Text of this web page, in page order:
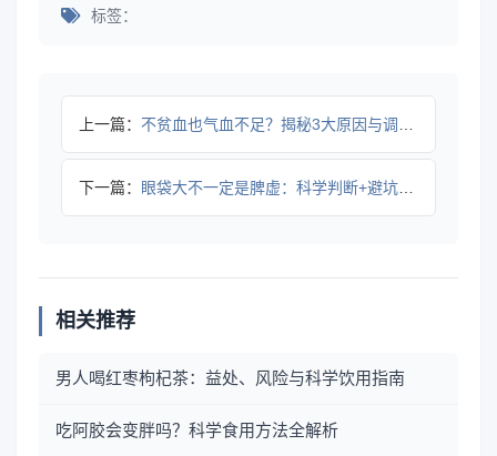
标签：
上一篇： 不贫血也气血不足？揭秘3大原因与调理方法
下一篇： 眼袋大不一定是脾虚：科学判断+避坑指南
相关推荐
男人喝红枣枸杞茶：益处、风险与科学饮用指南
吃阿胶会变胖吗？科学食用方法全解析